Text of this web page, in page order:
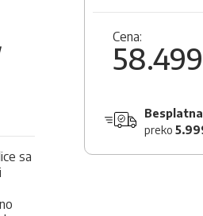
sa
Cena:
preko